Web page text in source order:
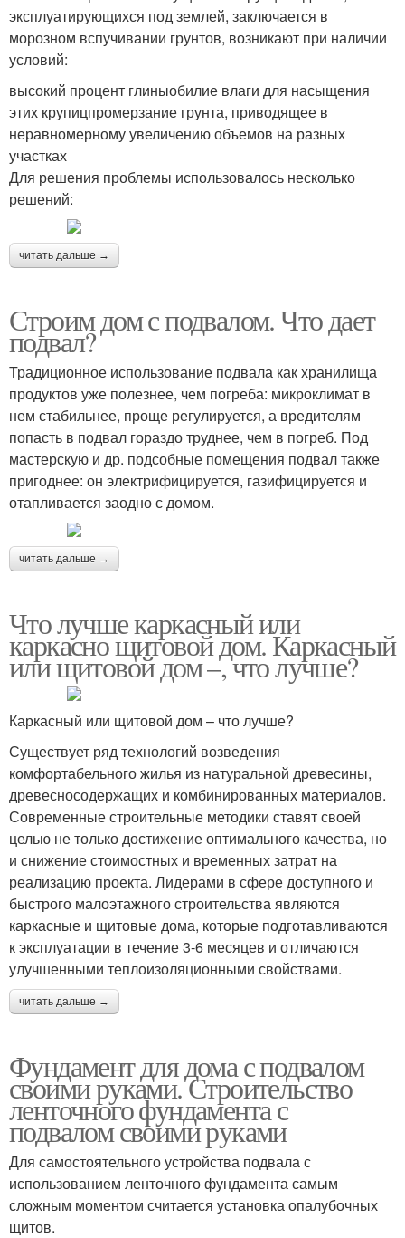
эксплуатирующихся под землей, заключается в
морозном вспучивании грунтов, возникают при наличии
условий:
высокий процент глиныобилие влаги для насыщения
этих крупицпромерзание грунта, приводящее в
неравномерному увеличению объемов на разных
участках
Для решения проблемы использовалось несколько
решений:
читать дальше →
Строим дом с подвалом. Что дает
подвал?
Традиционное использование подвала как хранилища
продуктов уже полезнее, чем погреба: микроклимат в
нем стабильнее, проще регулируется, а вредителям
попасть в подвал гораздо труднее, чем в погреб. Под
мастерскую и др. подсобные помещения подвал также
пригоднее: он электрифицируется, газифицируется и
отапливается заодно с домом.
читать дальше →
Что лучше каркасный или
каркасно щитовой дом. Каркасный
или щитовой дом –, что лучше?
Каркасный или щитовой дом – что лучше?
Существует ряд технологий возведения
комфортабельного жилья из натуральной древесины,
древесносодержащих и комбинированных материалов.
Современные строительные методики ставят своей
целью не только достижение оптимального качества, но
и снижение стоимостных и временных затрат на
реализацию проекта. Лидерами в сфере доступного и
быстрого малоэтажного строительства являются
каркасные и щитовые дома, которые подготавливаются
к эксплуатации в течение 3-6 месяцев и отличаются
улучшенными теплоизоляционными свойствами.
читать дальше →
Фундамент для дома с подвалом
своими руками. Строительство
ленточного фундамента с
подвалом своими руками
Для самостоятельного устройства подвала с
использованием ленточного фундамента самым
сложным моментом считается установка опалубочных
щитов.